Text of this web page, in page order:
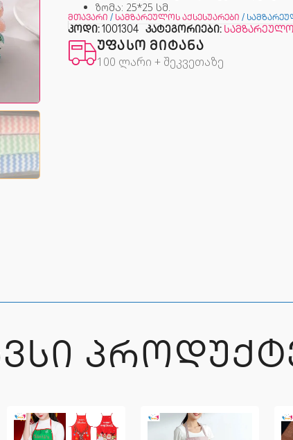
ზომა: 25*25 სმ.
მთავარი / სამზარეულოს აქსესუარები /
კოდი: 1001304 კატეგორიები:
ᲣᲤᲐᲡᲝ ᲛᲘᲢᲐᲜᲐ
100 ლარი + შეკვეთაზე